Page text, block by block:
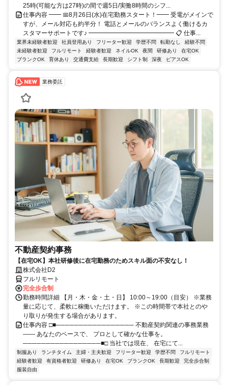
25時(可能な方は27時)の間で週5日/実働8時間のシフ...
仕事内容 ━━ 📅8月26日(水)在宅勤務スタート！━━ 受電がメインで
すが、メール対応も約半分！ 電話とメールのバランスよく働けるカ
スタマーサポートです♪ ━━━━━━━━━━━━━━ 📋 仕事...
業界未経験者歓迎 社員登用あり フリーター歓迎 学歴不問 転勤なし
経験不問
未経験者歓迎
フルリモート 経験者歓迎 ネイルOK 夜間 研修あり
在宅OK
ブランクOK
育休あり 交通費支給 長期歓迎 シフト制 深夜 ピアスOK
業務委託
不動産契約事務
【在宅OK】本社研修後に在宅勤務のためスキル面の不安なし！
株式会社D2
フルリモート
完全歩合制
勤務時間詳細 【月・木・金・土・日】 10:00～19:00（目安） ※業務
量に応じて、柔軟に稼働いただけます。 ※この時間帯で本社とのや
り取りが発生する場合があります。
仕事内容 □■───────────────── 不動産契約関連の事務業務
―― あなたのペースで、 プロとして確かな仕事を。
─────────────────■□ 当社では現在、 在宅にて...
制服あり ランチタイム 主婦・主夫歓迎 フリーター歓迎 学歴不問
フルリモート
経験者歓迎
有資格者歓迎 研修あり 在宅OK ブランクOK 長期歓迎
完全歩合制
服装自由